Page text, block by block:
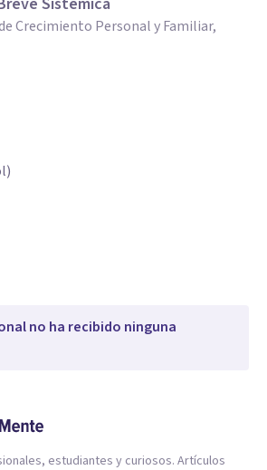
Crecimiento Personal y Familiar,
no ha recibido ninguna
estudiantes y curiosos. Artículos